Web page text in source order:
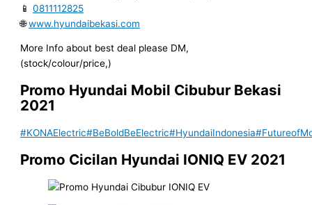
📱0811112825
🌐www.hyundaibekasi.com
More Info about best deal please DM,
(stock/colour/price,)
Promo Hyundai Mobil Cibubur Bekasi
2021
#KONAElectric#BeBoldBeElectric#HyundaiIndonesia
Promo Cicilan Hyundai IONIQ EV 2021